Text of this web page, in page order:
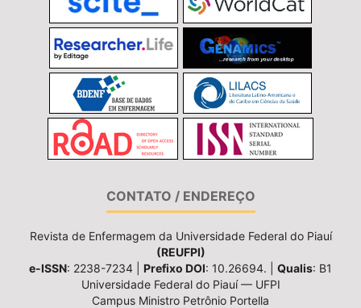
CONTATO / ENDEREÇO
Revista de Enfermagem da Universidade Federal do Piauí
(REUFPI)
e-ISSN: 2238-7234 | Prefixo DOI: 10.26694. | Qualis: B1
Universidade Federal do Piauí — UFPI
Campus Ministro Petrônio Portella